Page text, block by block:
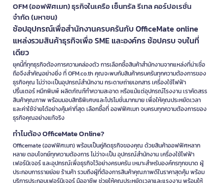
OFM (ออฟฟิศเมท) ธุรกิจในเครือ เซ็นทรัล รีเทล คอร์ปอเรชั่น
จำกัด (มหาชน)
ช้อปอุปกรณ์เพื่อสำนักงานครบครันกับ OfficeMate online
แหล่งรวมสินค้าธุรกิจเพื่อ SME และองค์กร ช้อปครบ จบในที่
เดียว
ยุคนี้ที่ทุกธุรกิจต้องการความคล่องตัว การเลือกซื้อสินค้าสำนักงานจากแหล่งที่น่าเชื่อ
ถือจึงสำคัญอย่างยิ่ง ที่ OFM.co.th คุณจะพบกับสินค้าครบครันทุกความต้องการของ
ธุรกิจคุณ ไม่ว่าจะเป็นอุปกรณ์สำนักงาน กระดาษถ่ายเอกสาร เครื่องใช้ไฟฟ้า
ปริ้นเตอร์ หมึกพิมพ์ ผลิตภัณฑ์ทำความสะอาด หรือแม้แต่อุปกรณ์โรงงาน เราคัดสรร
สินค้าคุณภาพ พร้อมมอบสิทธิพิเศษและโปรโมชั่นมากมาย เพื่อให้คุณประหยัดเวลา
และค่าใช้จ่ายได้อย่างคุ้มค่าที่สุด เลือกซื้อที่ ออฟฟิศเมท จบครบทุกความต้องการของ
ธุรกิจคุณอย่างแท้จริง
ทำไมต้อง OfficeMate Online?
Officemate (ออฟฟิศเมท) พร้อมเป็นคู่คิดธุรกิจของคุณ ด้วยสินค้าออฟฟิศหลาก
หลาย ตอบโจทย์ทุกความต้องการ ไม่ว่าจะเป็น อุปกรณ์สำนักงาน เครื่องใช้ไฟฟ้า
เฟอร์นิเจอร์ และอุปกรณ์เพื่อธุรกิจไว้อย่างครบครัน เหมาะสำหรับองค์กรทุกขนาด ผู้
ประกอบการรายย่อย ร้านค้า รวมถึงผู้ที่ต้องการสินค้าคุณภาพดีในราคาสุดคุ้ม พร้อม
บริการประกอบเฟอร์นิเจอร์ มืออาชีพ ช่วยให้คุณประหยัดเวลาและแรงงาน พร้อมให้